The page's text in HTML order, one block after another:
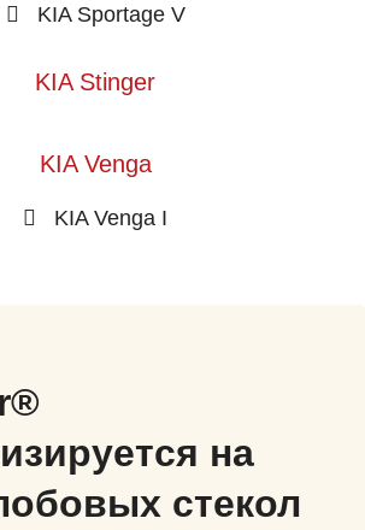
KIA Sportage V
KIA Stinger
KIA Venga
KIA Venga I
на
стекол